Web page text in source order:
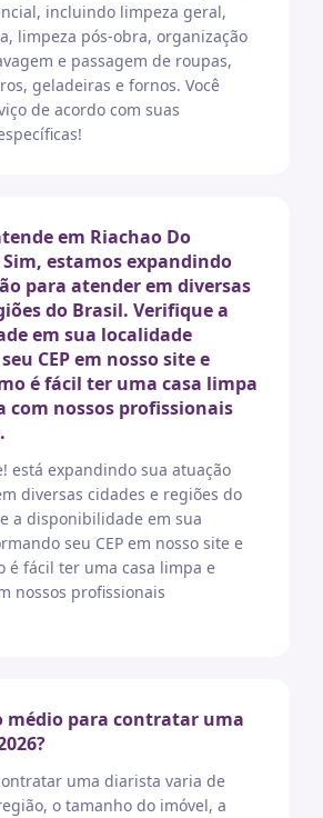
incluindo limpeza geral,
limpeza pós-obra, organização
e passagem de roupas,
geladeiras e fornos. Você
de acordo com suas
em Riachao Do
Sim, estamos expandindo
para atender em diversas
do Brasil. Verifique a
em sua localidade
CEP em nosso site e
é fácil ter uma casa limpa
com nossos profissionais
está expandindo sua atuação
diversas cidades e regiões do
a disponibilidade em sua
seu CEP em nosso site e
é fácil ter uma casa limpa e
nossos profissionais
médio para contratar uma
uma diarista varia de
o tamanho do imóvel, a